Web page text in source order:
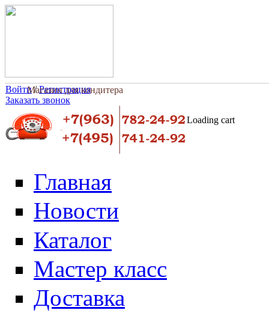
Перейти к основному содержанию
Магазин для кондитера
Войти/Регистрация
Заказать звонок
Loading cart
Главная
Новости
Каталог
Мастер класс
Доставка